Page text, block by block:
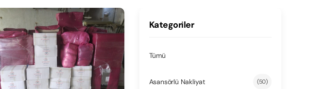
Kategoriler
Tümü
Asansörlü Nakliyat (50)